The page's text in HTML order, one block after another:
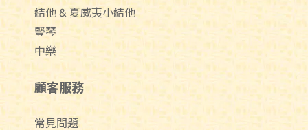
結他 & 夏威夷小結他
豎琴
中樂
顧客服務
常見問題